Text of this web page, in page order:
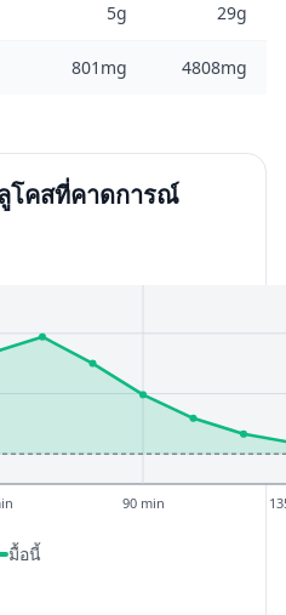
5g 29g
801mg 4808mg
โคสที่คาดการณ์
90 min
มื้อนี้